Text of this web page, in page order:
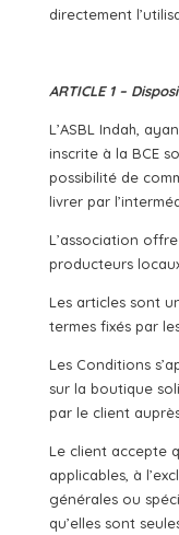
directement
ARTICLE 1 –
L’ASBL Indah,
inscrite à la BCE
possibilité de
livrer par
L’association
producteurs
Les articles sont
termes fixés par
Les Conditions
sur la boutique
par le client
Le client accepte
applicables, à
générales ou
qu’elles sont